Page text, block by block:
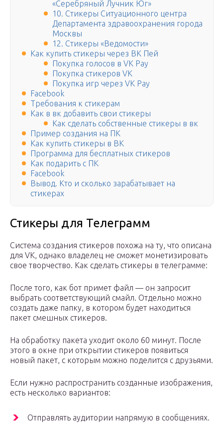
«Серебряный Лучник Юг»
10. Стикеры Ситуационного центра
Департамента здравоохранения города
Москвы
12. Стикеры «Ведомости»
Как купить стикеры через ВК Пей
Покупка голосов в VK Pay
Покупка стикеров VK
Покупка игр через VK Pay
Facebook
Требования к стикерам
Как в вк добавить свои стикеры
Как сделать собственные стикеры в вк
Пример создания на ПК
Как купить стикеры в ВК
Программа для бесплатных стикеров
Как подарить с ПК
Facebook
Вывод. Кто и сколько зарабатывает на
стикерах
Стикеры для Телеграмм
Система создания стикеров похожа на ту, что описана
для VK, однако владелец не сможет монетизировать
свое творчество. Как сделать стикеры в телеграмме:
После того, как бот примет файл — он запросит
выбрать соответствующий смайл. Отдельно можно
создать даже папку, в котором будет находиться
пакет смешных стикеров.
На обработку пакета уходит около 60 минут. После
этого в окне при открытии стикеров появиться
новый пакет, с которым можно поделится с друзьями.
Если нужно распространить созданные изображения,
есть несколько вариантов:
Отправлять аудитории напрямую в сообщениях.